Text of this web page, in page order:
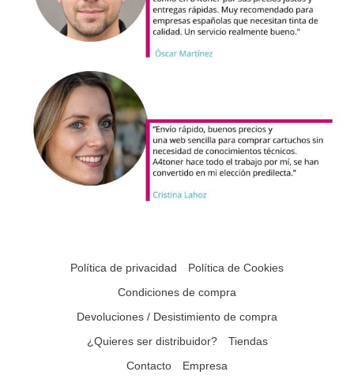
Política de privacidad
Política de Cookies
Condiciones de compra
Devoluciones / Desistimiento de compra
¿Quieres ser distribuidor?
Tiendas
Contacto
Empresa